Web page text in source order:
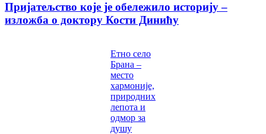
Пријатељство које је обележило историју –
изложба о доктору Кости Динићу
Етно село
Брана –
место
хармоније,
природних
лепота и
одмор за
душу